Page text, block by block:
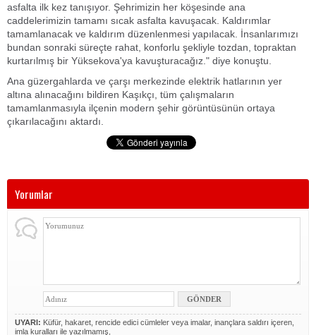
asfalta ilk kez tanışıyor. Şehrimizin her köşesinde ana
caddelerimizin tamamı sıcak asfalta kavuşacak. Kaldırımlar
tamamlanacak ve kaldırım düzenlenmesi yapılacak. İnsanlarımızı
bundan sonraki süreçte rahat, konforlu şekliyle tozdan, topraktan
kurtarılmış bir Yüksekova'ya kavuşturacağız." diye konuştu.
Ana güzergahlarda ve çarşı merkezinde elektrik hatlarının yer
altına alınacağını bildiren Kaşıkçı, tüm çalışmaların
tamamlanmasıyla ilçenin modern şehir görüntüsünün ortaya
çıkarılacağını aktardı.
Yorumlar
UYARI: Küfür, hakaret, rencide edici cümleler veya imalar, inançlara saldırı içeren,
imla kuralları ile yazılmamış,